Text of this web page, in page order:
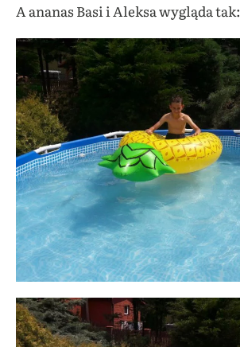
A ananas Basi i Aleksa wygląda tak: